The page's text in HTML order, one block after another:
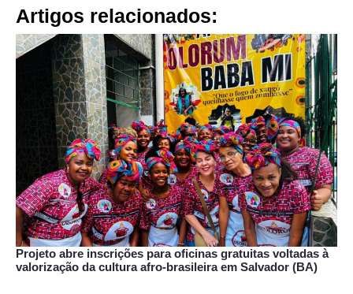
Artigos relacionados:
Projeto abre inscrições para oficinas gratuitas voltadas à
valorização da cultura afro-brasileira em Salvador (BA)